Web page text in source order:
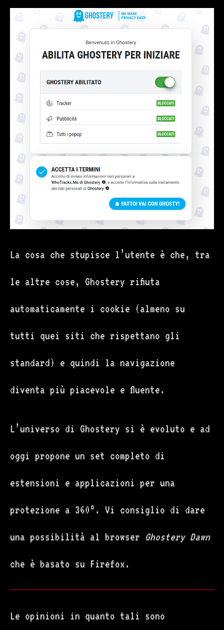
La cosa che stupisce l’utente è che, tra
le altre cose, Ghostery rifiuta
automaticamente i cookie (almeno su
tutti quei siti che rispettano gli
standard) e quindi la navigazione
diventa più piacevole e fluente.
L’universo di Ghostery si è evoluto e ad
oggi propone un set completo di
estensioni e applicazioni per una
protezione a 360°. Vi consiglio di dare
una possibilità al browser Ghostery Dawn
che è basato su Firefox.
Le opinioni in quanto tali sono